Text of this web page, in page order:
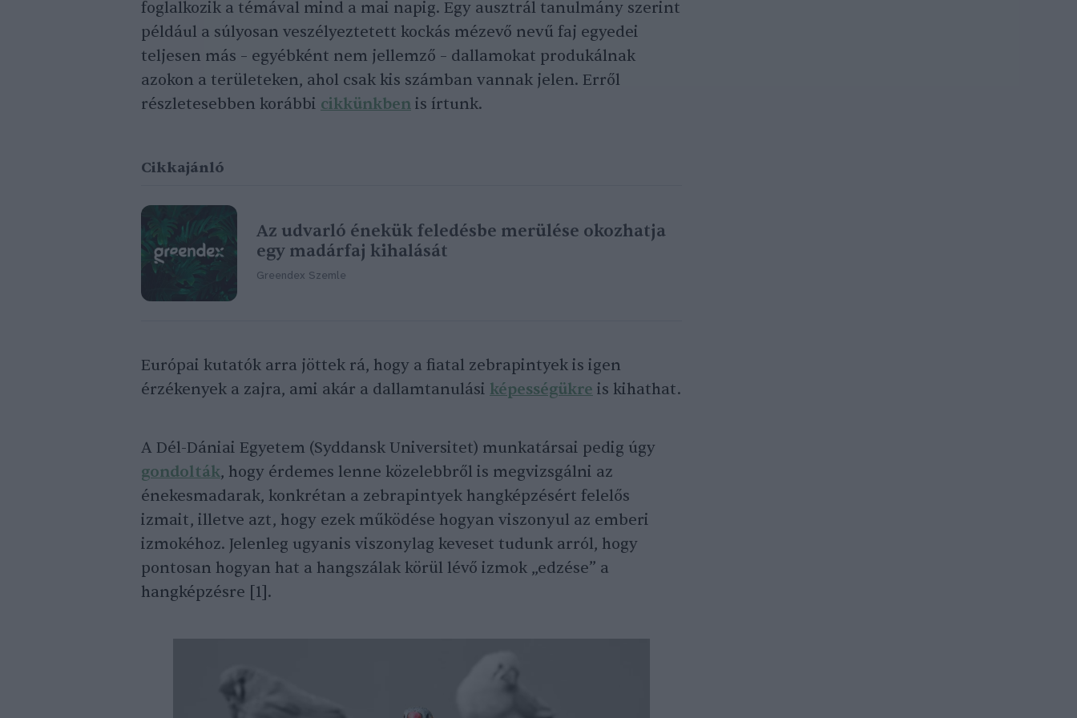
foglalkozik a témával mind a mai napig. Egy ausztrál tanulmány szerint
például a súlyosan veszélyeztetett kockás mézevő nevű faj egyedei
teljesen más – egyébként nem jellemző – dallamokat produkálnak
azokon a területeken, ahol csak kis számban vannak jelen. Erről
részletesebben korábbi cikkünkben is írtunk.
Cikkajánló
Az udvarló énekük feledésbe merülése okozhatja
egy madárfaj kihalását
Greendex Szemle
Európai kutatók arra jöttek rá, hogy a fiatal zebrapintyek is igen
érzékenyek a zajra, ami akár a dallamtanulási képességükre is kihathat.
A Dél-Dániai Egyetem (Syddansk Universitet) munkatársai pedig úgy
gondolták, hogy érdemes lenne közelebbről is megvizsgálni az
énekesmadarak, konkrétan a zebrapintyek hangképzésért felelős
izmait, illetve azt, hogy ezek működése hogyan viszonyul az emberi
izmokéhoz. Jelenleg ugyanis viszonylag keveset tudunk arról, hogy
pontosan hogyan hat a hangszálak körül lévő izmok „edzése” a
hangképzésre [1].